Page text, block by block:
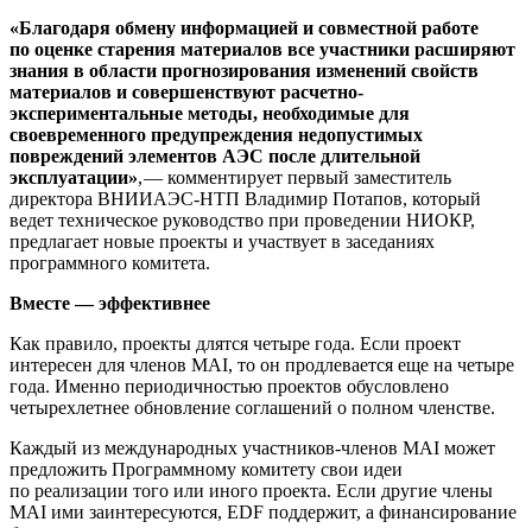
«Благодаря обмену информацией и совместной работе
по оценке старения материалов все участники расширяют
знания в области прогнозирования изменений свойств
материалов и совершенствуют расчетно-
экспериментальные методы, необходимые для
своевременного предупреждения недопустимых
повреждений элементов АЭС после длительной
эксплуатации», — ​комментирует первый заместитель
директора ВНИИАЭС-НТП Владимир Потапов, который
ведет техническое руководство при проведении НИОКР,
предлагает новые проекты и участвует в заседаниях
программного комитета.
Вместе — эффективнее
Как правило, проекты длятся четыре года. Если проект
интересен для членов MAI, то он продлевается еще на четыре
года. Именно периодичностью проектов обусловлено
четырехлетнее обновление соглашений о полном членстве.
Каждый из международных участников-членов MAI может
предложить Программному комитету свои идеи
по реализации того или иного проекта. Если другие члены
MAI ими заинтересуются, EDF поддержит, а финансирование